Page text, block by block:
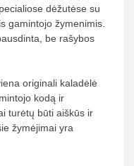
dėžutėse su
gamintojo žymenimis.
be rašybos
originali kaladėlė
kodą ir
turėtų būti aiškūs ir
žymėjimai yra